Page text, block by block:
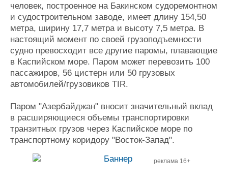
человек, построенное на Бакинском судоремонтном
и судостроительном заводе, имеет длину 154,50
метра, ширину 17,7 метра и высоту 7,5 метра. В
настоящий момент по своей грузоподъемности
судно превосходит все другие паромы, плавающие
в Каспийском море. Паром может перевозить 100
пассажиров, 56 цистерн или 50 грузовых
автомобилей/грузовиков TIR.
Паром "Азербайджан" вносит значительный вклад
в расширяющиеся объемы транспортировки
транзитных грузов через Каспийское море по
транспортному коридору "Восток-Запад".
реклама 16+